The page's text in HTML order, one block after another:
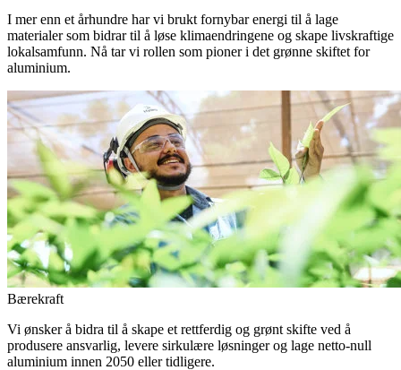
I mer enn et århundre har vi brukt fornybar energi til å lage
materialer som bidrar til å løse klimaendringene og skape livskraftige
lokalsamfunn. Nå tar vi rollen som pioner i det grønne skiftet for
aluminium.
Bærekraft
Vi ønsker å bidra til å skape et rettferdig og grønt skifte ved å
produsere ansvarlig, levere sirkulære løsninger og lage netto-null
aluminium innen 2050 eller tidligere.